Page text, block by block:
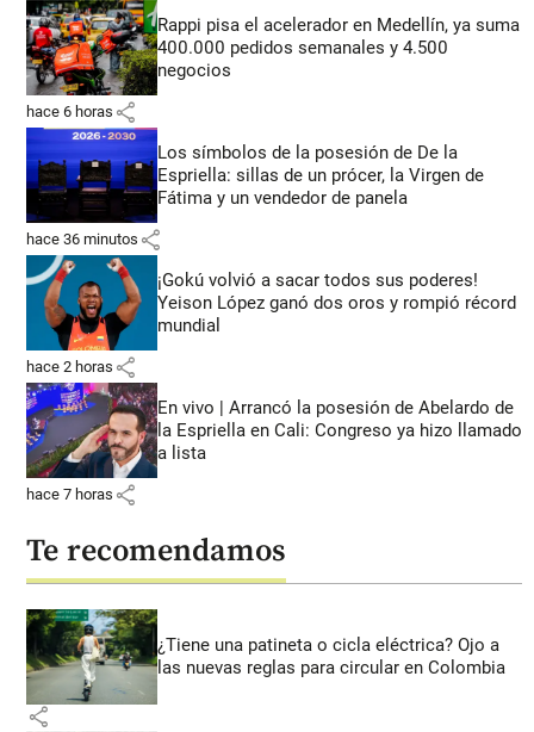
Rappi pisa el acelerador en Medellín, ya suma
400.000 pedidos semanales y 4.500
negocios
hace 6 horas share
Los símbolos de la posesión de De la
Espriella: sillas de un prócer, la Virgen de
Fátima y un vendedor de panela
hace 36 minutos share
¡Gokú volvió a sacar todos sus poderes!
Yeison López ganó dos oros y rompió récord
mundial
hace 2 horas share
En vivo | Arrancó la posesión de Abelardo de
la Espriella en Cali: Congreso ya hizo llamado
a lista
hace 7 horas share
Te recomendamos
¿Tiene una patineta o cicla eléctrica? Ojo a
las nuevas reglas para circular en Colombia
share